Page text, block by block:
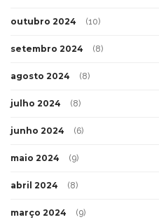
outubro 2024 (10)
setembro 2024 (8)
agosto 2024 (8)
julho 2024 (8)
junho 2024 (6)
maio 2024 (9)
abril 2024 (8)
março 2024 (9)